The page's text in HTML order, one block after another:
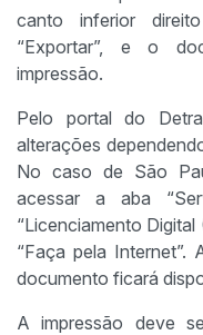
canto inferior
“Exportar”, e o
impressão.
Pelo portal do
alterações
No caso de São
acessar a aba
“Licenciamento Digital
“Faça pela
documento ficará
A impressão deve